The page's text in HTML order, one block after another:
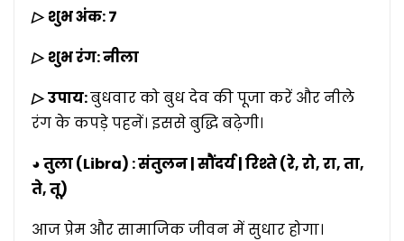
▷ शुभ अंक: 7
▷ शुभ रंग: नीला
▷उपाय:बुधवार को बुध देव की पूजा करें और नीले
रंग के कपड़े पहनें। इससे बुद्धि बढ़ेगी।
◕ तुला (Libra) : संतुलन | सौंदर्य | रिश्ते (रे, रो, रा, ता,
ते, तू)
आज प्रेम और सामाजिक जीवन में सुधार होगा।